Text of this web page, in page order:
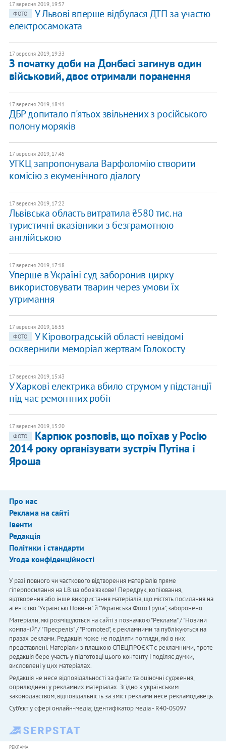
17 вересня 2019, 19:57
ФОТО
У Львові вперше відбулася ДТП за участю
електросамоката
17 вересня 2019, 19:33
З початку доби на Донбасі загинув один
військовий, двоє отримали поранення
17 вересня 2019, 18:41
ДБР допитало п'ятьох звільнених з російського
полону моряків
17 вересня 2019, 17:45
УГКЦ запропонувала Варфоломію створити
комісію з екуменічного діалогу
17 вересня 2019, 17:22
Львівська область витратила ₴580 тис. на
туристичні вказівники з безграмотною
англійською
17 вересня 2019, 17:18
Уперше в Україні суд заборонив цирку
використовувати тварин через умови їх
утримання
17 вересня 2019, 16:55
ФОТО
У Кіровоградській області невідомі
осквернили меморіал жертвам Голокосту
17 вересня 2019, 15:43
У Харкові електрика вбило струмом у підстанції
під час ремонтних робіт
17 вересня 2019, 15:20
ФОТО
Карпюк розповів, що поїхав у Росію
2014 року організувати зустріч Путіна і
Яроша
Про нас
Реклама на сайті
Івенти
Редакція
Політики і стандарти
Угода конфіденційності
У разі повного чи часткового відтворення матеріалів пряме
гіперпосилання на LB.ua обов'язкове! Передрук, копіювання,
відтворення або інше використання матеріалів, що містять посилання на
агентство "Українськi Новини" й "Українська Фото Група", заборонено.
Матеріали, які розміщуються на сайті з позначкою "Реклама" / "Новини
компаній" / "Пресреліз" / "Promoted", є рекламними та публікуються на
правах реклами. Редакція може не поділяти погляди, які в них
представлені. Матеріали з плашкою СПЕЦПРОЄКТ є рекламними, проте
редакція бере участь у підготовці цього контенту і поділяє думки,
висловлені у цих матеріалах.
Редакція не несе відповідальності за факти та оціночні судження,
оприлюднені у рекламних матеріалах. Згідно з українським
законодавством, відповідальність за зміст реклами несе рекламодавець.
Cуб'єкт у сфері онлайн-медіа; ідентифікатор медіа - R40-05097
РЕКЛАМА